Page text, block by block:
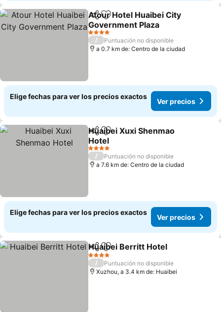
CompartirAgregar a favoritos
Atour Hotel Huaibei City
Government Plaza
Ver precios
4 Estrellas
/
Puntuación no disponible
a 0.7 km de: Centro de la ciudad
Elige fechas para ver los precios exactos
Ver precios
CompartirAgregar a favoritos
Huaibei Xuxi Shenmao
Hotel
Ver precios
4 Estrellas
/
Puntuación no disponible
a 7.6 km de: Centro de la ciudad
Elige fechas para ver los precios exactos
Ver precios
CompartirAgregar a favoritos
Huaibei Berritt Hotel
4 Estrellas
/
Puntuación no disponible
Xuzhou, a 3.4 km de: Huaibei